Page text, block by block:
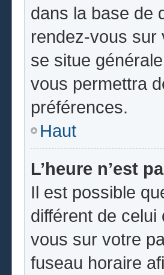
dans la base de
rendez-vous sur
se situe
vous permettra
préférences.
Haut
L’heure n’est
Il est possible
différent de
vous sur votre
fuseau horaire